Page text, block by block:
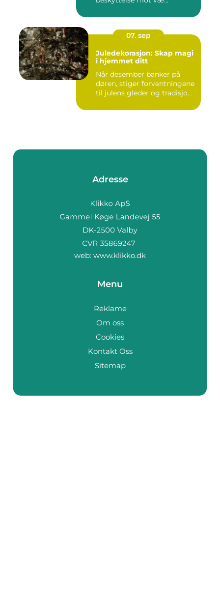
07. sep
Juledekorasjon: Skap magi
i hjemmet ditt
Når desember banker på
døren, stiger forventningene
til julens gleder og tradisjo...
Adresse
web: www.klikko.dk
Menu
Reklame
Om oss
Cookies
Kontakt Oss
Sitemap